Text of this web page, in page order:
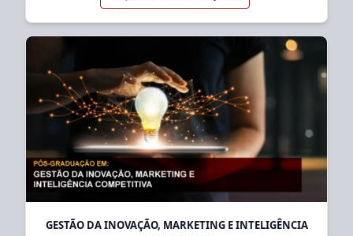
GESTÃO DA INOVAÇÃO, MARKETING E INTELIGÊNCIA